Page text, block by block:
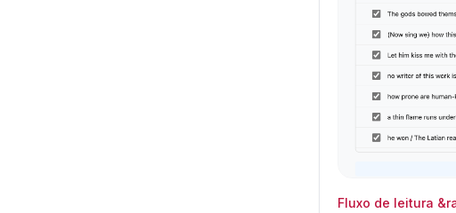
Fluxo de leitura